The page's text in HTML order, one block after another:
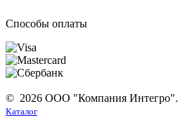
Способы оплаты
© 2026 ООО "Компания Интегро".
Каталог